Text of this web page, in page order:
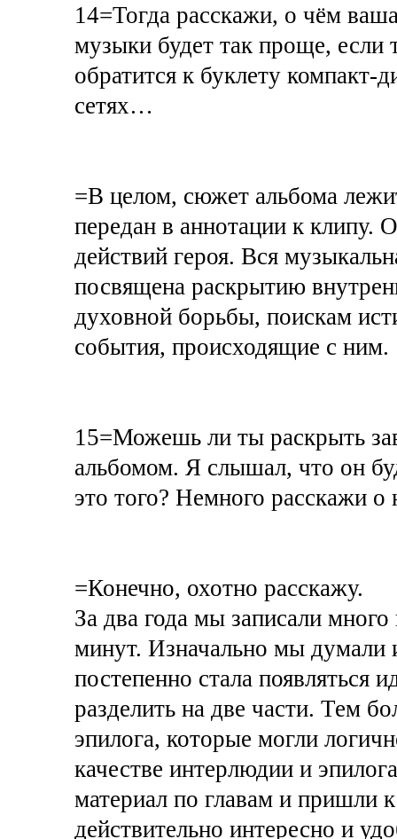
14=Тогда расскажи, о чём
музыки будет так проще, если
обратится к буклету компакт-
сетях…
=В целом, сюжет альбома
передан в аннотации к клипу.
действий героя. Вся
посвящена раскрытию
духовной борьбы, поискам
события, происходящие с ним.
15=Можешь ли ты раскрыть
альбомом. Я слышал, что он
это того? Немного расскажи
=Конечно, охотно расскажу.
За два года мы записали
минут. Изначально мы думали
постепенно стала появляться
разделить на две части. Тем
эпилога, которые могли
качестве интерлюдии и
материал по главам и пришли
действительно интересно и